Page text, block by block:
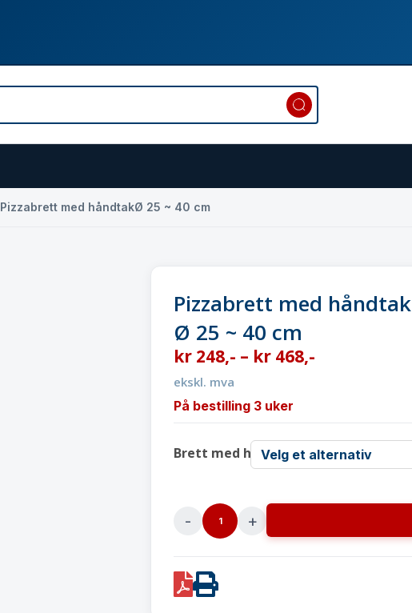
Pizzabrett med håndtakØ 25 ~ 40 cm
Pizzabrett med håndtak
Ø 25 ~ 40 cm
kr 248,- – kr 468,-
ekskl. mva
På bestilling 3 uker
Brett med håndtak
Pizzabrett
håndtakØ
25PDFPrint